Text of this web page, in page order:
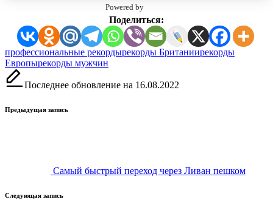
Powered by
Поделиться:
Метки:
профессиональные рекордырекорды Британиирекорды
Европырекорды мужчин
Последнее обновление на 16.08.2022
Навигация
Предыдущая запись
Самый быстрый переход через Ливан пешком
Следующая запись